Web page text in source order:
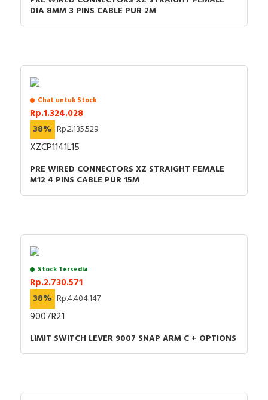
DIA 8MM 3 PINS CABLE PUR 2M
Chat untuk Stock
Rp.1.324.028
38% Rp.2.135.529
XZCP1141L15
PRE WIRED CONNECTORS XZ STRAIGHT FEMALE
M12 4 PINS CABLE PUR 15M
Stock Tersedia
Rp.2.730.571
38% Rp.4.404.147
9007R21
LIMIT SWITCH LEVER 9007 SNAP ARM C + OPTIONS